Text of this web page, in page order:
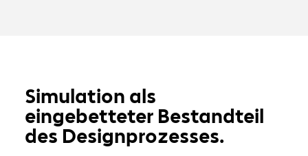
Simulation als
eingebetteter Bestandteil
des Designprozesses.